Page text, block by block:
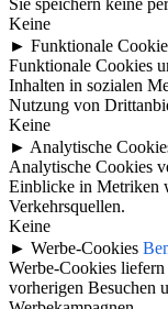
Keine
► Funktionale
Funktionale Cookies
Inhalten in sozialen
Nutzung von
Keine
► Analytische
Analytische Cookies
Einblicke in Metriken
Verkehrsquellen.
Keine
► Werbe-Cookies
Werbe-Cookies
vorherigen Besuchen